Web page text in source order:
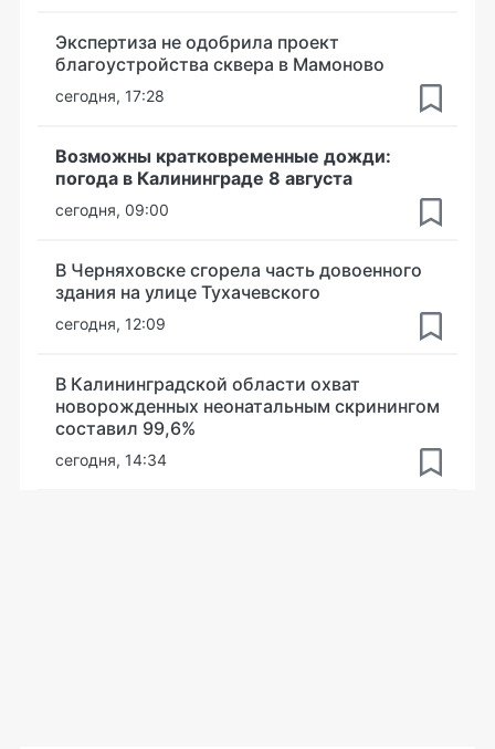
Экспертиза не одобрила проект
благоустройства сквера в Мамоново
сегодня, 17:28
Возможны кратковременные дожди:
погода в Калининграде 8 августа
сегодня, 09:00
В Черняховске сгорела часть довоенного
здания на улице Тухачевского
сегодня, 12:09
В Калининградской области охват
новорожденных неонатальным скринингом
составил 99,6%
сегодня, 14:34